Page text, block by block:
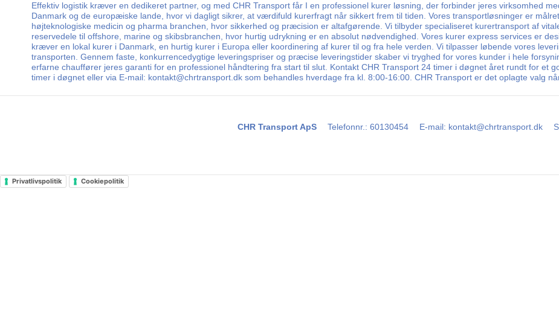
Effektiv logistik kræver en dedikeret partner, og med CHR Transport får I en professionel kurer løsning, der forbinder jeres virksomhed
Danmark og de europæiske lande, hvor vi dagligt sikrer, at værdifuld kurerfragt når sikkert frem til tiden. Vores transportløsninger er
højteknologiske medicin og pharma branchen, hvor sikkerhed og præcision er altafgørende. Vi tilbyder specialiseret kurertransport af
reservedele til offshore, marine og skibsbranchen, hvor hurtig udrykning er en absolut nødvendighed. Vores kurer express services er
kræver en lokal kurer i Danmark, en hurtig kurer i Europa eller koordinering af kurer til og fra hele verden. Vi tilpasser løbende vores
transporten. Gennem faste, konkurrencedygtige leveringspriser og præcise leveringstider skaber vi tryghed for vores kunder i hele
erfarne chauffører jeres garanti for en professionel håndtering fra start til slut. Kontakt CHR Transport 24 timer i døgnet året rundt for et
timer i døgnet eller via E-mail: kontakt@chrtransport.dk som behandles hverdage fra kl. 8:00-16:00. CHR Transport er det oplagte valg
CHR Transport ApS Telefonnr. : 60130454 E-mail: kontakt@chrtransport.dk
Privatlivspolitik Cookiepolitik